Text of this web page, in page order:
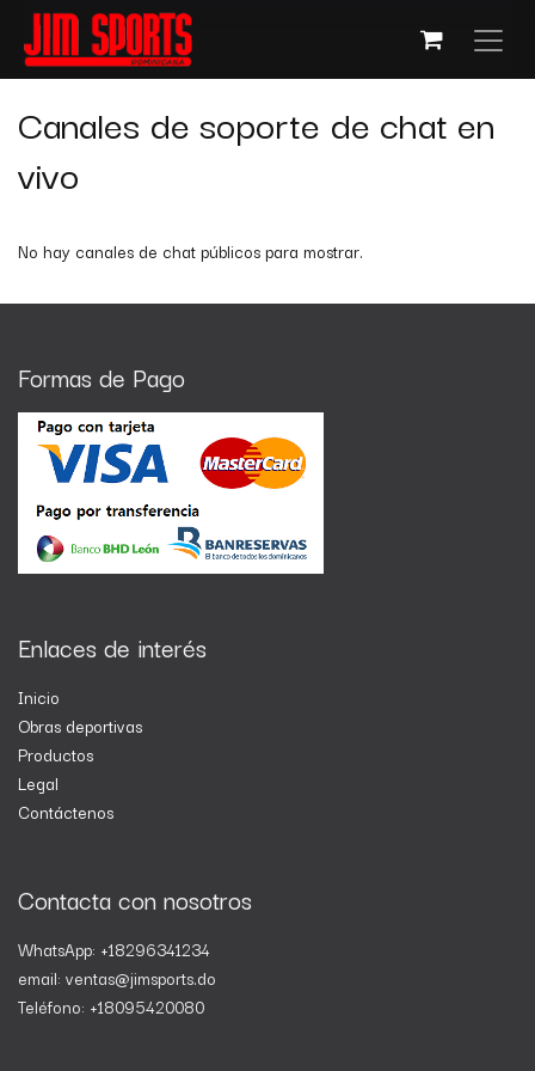
Canales de soporte de chat en
vivo
No hay canales de chat públicos para mostrar.
Formas de Pago
Enlaces de interés
Inicio
Obras deportivas
Productos
Legal
Contáctenos
Contacta con nosotros
WhatsApp: +18296341234
email: ventas@jimsports.do
Teléfono: +18095420080